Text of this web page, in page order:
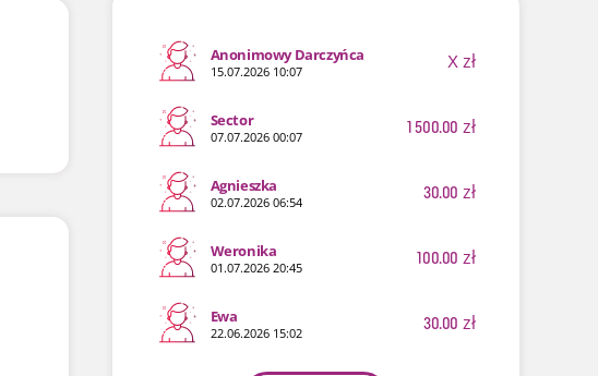
Anonimowy Darczyńca
15.07.2026 10:07 Xzł
Sector
07.07.2026 00:07 1 500.00 zł
Agnieszka
02.07.2026 06:54 30.00 zł
Weronika
01.07.2026 20:45 100.00 zł
Ewa
22.06.2026 15:02 30.00 zł